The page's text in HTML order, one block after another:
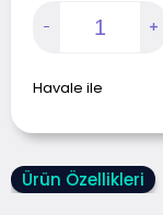
Havale ile
Ürün Özellikleri